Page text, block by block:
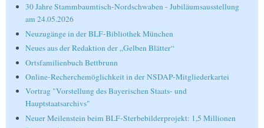
30 Jahre Stammbaumtisch-Nordschwaben - Jubiläumsausstellung
am 24.05.2026
Neuzugänge in der BLF-Bibliothek München
Neues aus der Redaktion der „Gelben Blätter“
Ortsfamilienbuch Bettbrunn
Online-Recherchemöglichkeit in der NSDAP-Mitgliederkartei
Vortrag "Vorstellung des Bayerischen Staats- und
Hauptstaatsarchivs"
Neuer Meilenstein beim BLF-Sterbebilderprojekt: 1,5 Millionen